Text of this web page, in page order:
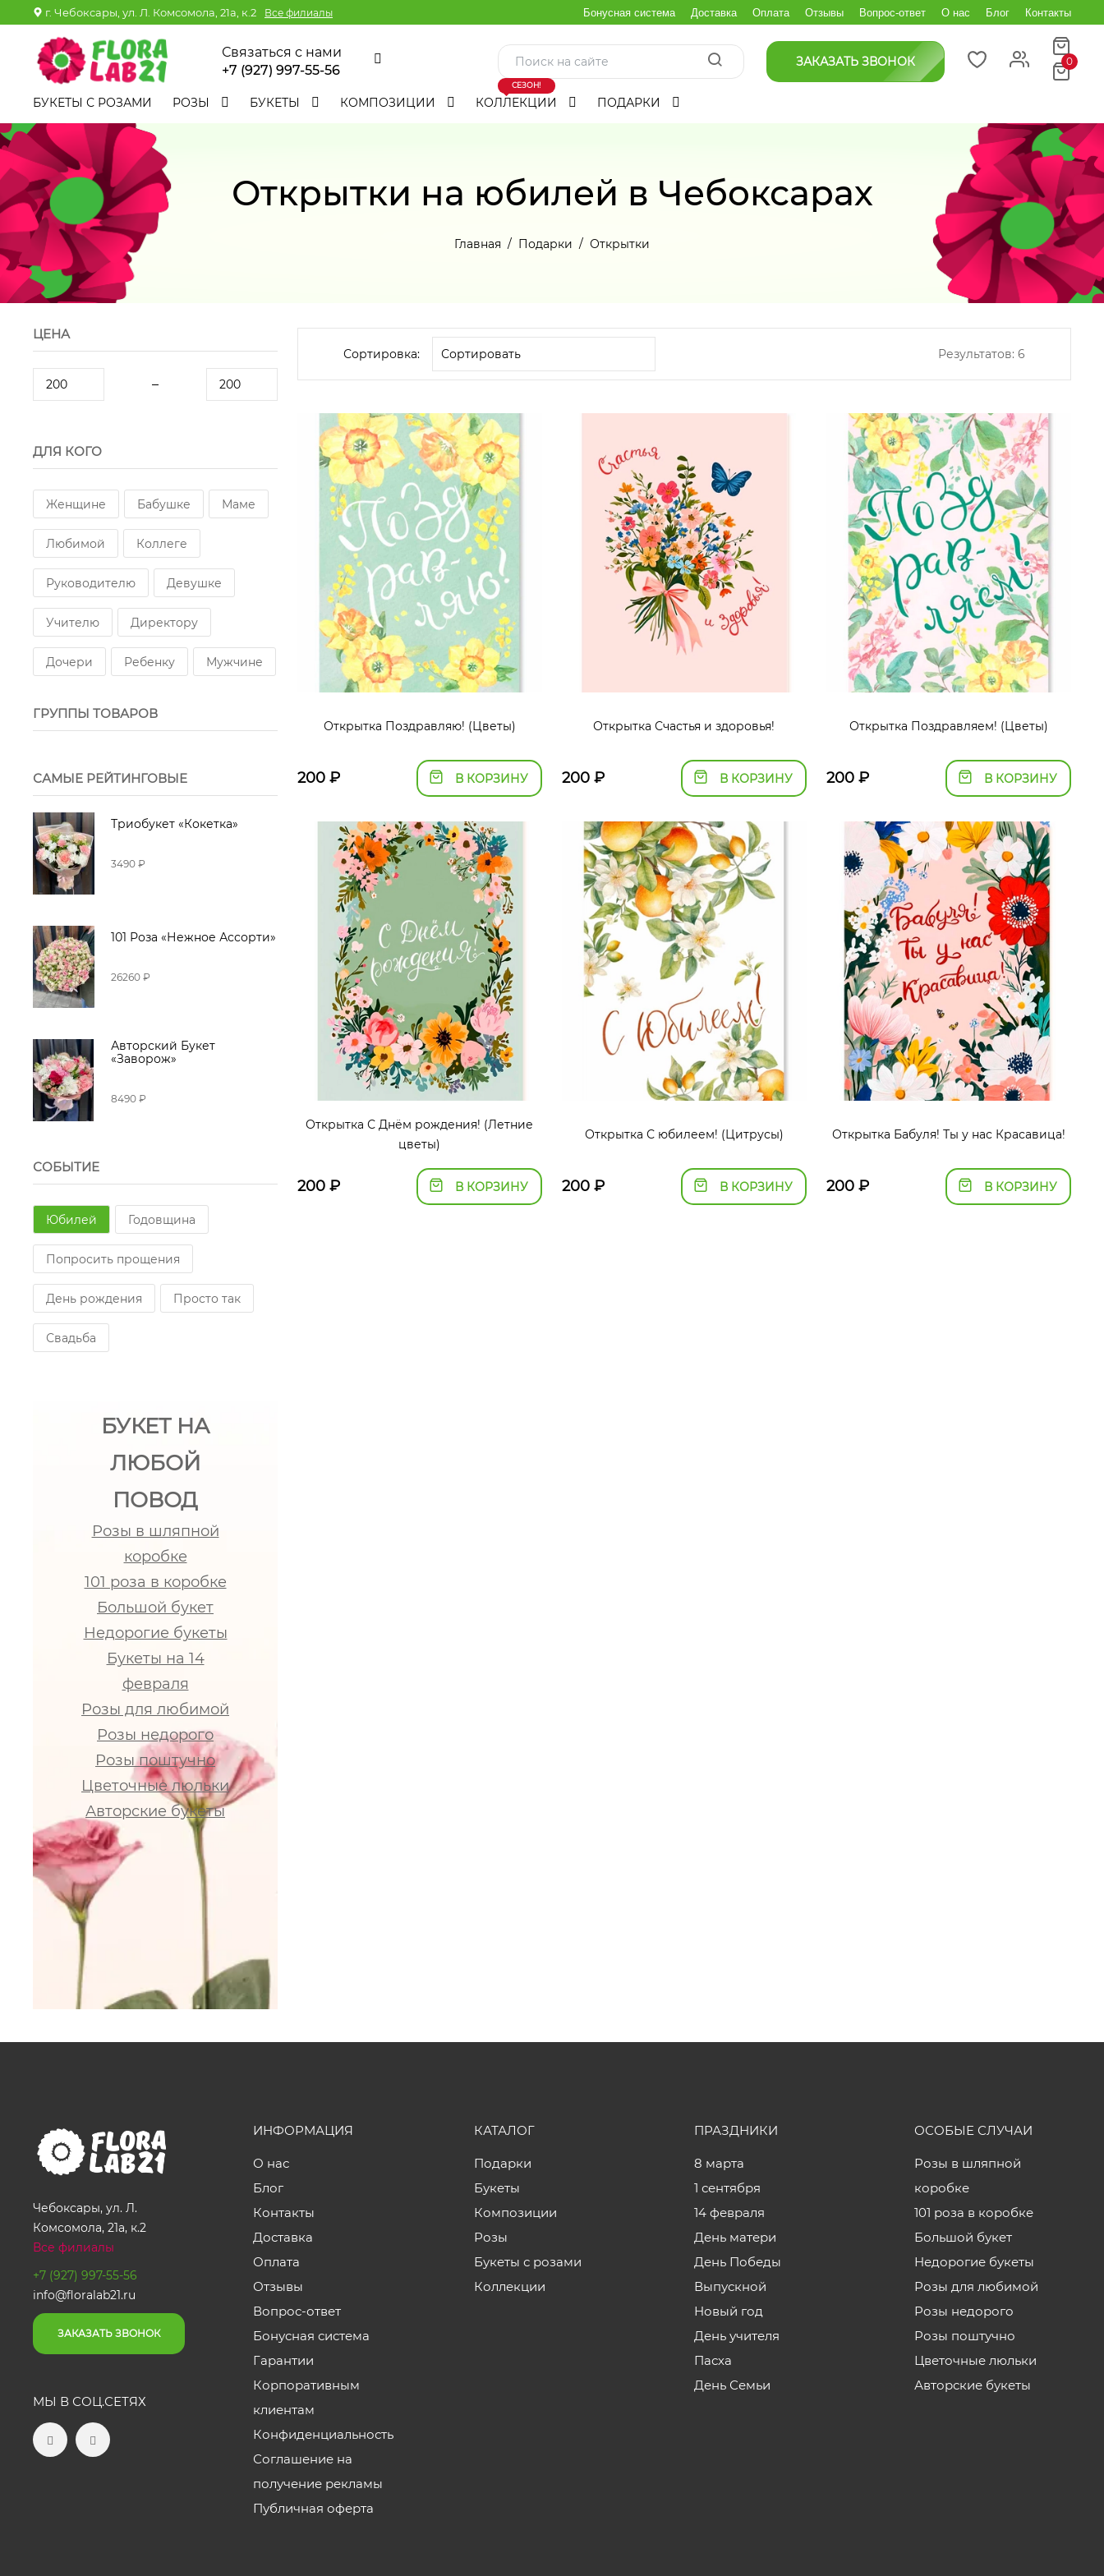
г. Чебоксары, ул. Л. Комсомола, 21а, к.2 Все филиалы Бонусная система Доставка Оплата Отзывы Вопрос-ответ О нас Блог Контакты
Связаться с нами
+7 (927) 997-55-56
ЗАКАЗАТЬ ЗВОНОК 0
БУКЕТЫ С РОЗАМИ РОЗЫ БУКЕТЫ КОМПОЗИЦИИ КОЛЛЕКЦИИ
СЕЗОН!
ПОДАРКИ
Открытки на юбилей в Чебоксарах
Главная Подарки Открытки
ЦЕНА
ДЛЯ КОГО
Женщине Бабушке Маме
Любимой Коллеге
Руководителю Девушке
Учителю Директору
Дочери Ребенку Мужчине
ГРУППЫ ТОВАРОВ
САМЫЕ РЕЙТИНГОВЫЕ
Триобукет «Кокетка»
3490 ₽
101 Роза «Нежное Ассорти»
26260 ₽
Авторский Букет
«Заворож»
8490 ₽
СОБЫТИЕ
Юбилей Годовщина
Попросить прощения
День рождения Просто так
Свадьба
БУКЕТ НА
ЛЮБОЙ
ПОВОД
Розы в шляпной
коробке
101 роза в коробке
Большой букет
Недорогие букеты
Букеты на 14
февраля
Розы для любимой
Розы недорого
Розы поштучно
Цветочные люльки
Авторские букеты
Сортировка: Результатов: 6
Открытка Поздравляю! (Цветы)
200 ₽ В КОРЗИНУ
Открытка Счастья и здоровья!
200₽ В КОРЗИНУ
Открытка Поздравляем! (Цветы)
200₽ В КОРЗИНУ
Открытка С Днём рождения! (Летние
цветы)
200 ₽ В КОРЗИНУ
Открытка С юбилеем! (Цитрусы)
200₽ В КОРЗИНУ
Открытка Бабуля! Ты у нас Красавица!
200₽ В КОРЗИНУ
Чебоксары, ул. Л.
Комсомола, 21а, к.2
Все филиалы
+7 (927) 997-55-56
info@floralab21.ru
ЗАКАЗАТЬ ЗВОНОК
МЫ В СОЦ.СЕТЯХ
ИНФОРМАЦИЯ
О нас
Блог
Контакты
Доставка
Оплата
Отзывы
Вопрос-ответ
Бонусная система
Гарантии
Корпоративным
клиентам
Конфиденциальность
Соглашение на
получение рекламы
Публичная оферта
КАТАЛОГ
Подарки
Букеты
Композиции
Розы
Букеты с розами
Коллекции
ПРАЗДНИКИ
8 марта
1 сентября
14 февраля
День матери
День Победы
Выпускной
Новый год
День учителя
Пасха
День Семьи
ОСОБЫЕ СЛУЧАИ
Розы в шляпной
коробке
101 роза в коробке
Большой букет
Недорогие букеты
Розы для любимой
Розы недорого
Розы поштучно
Цветочные люльки
Авторские букеты